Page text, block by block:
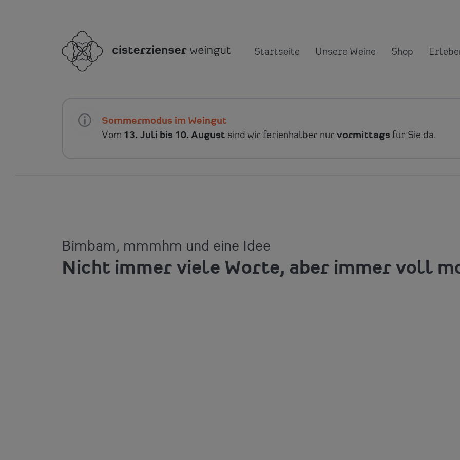
Startseite Unsere Weine Shop
Sommermodus im Weingut
Vom 13. Juli bis 10. August sind wir ferienhalber nur vormittagsfür Sie da.
Bimbam, mmmhm und eine Idee
Nicht immer viele Worte, aber immer voll